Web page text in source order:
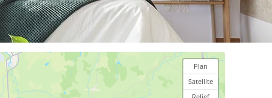
Plan
Satellite